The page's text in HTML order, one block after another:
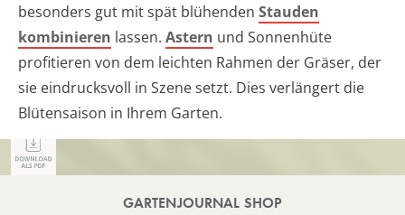
besonders gut mit spät blühenden Stauden
kombinieren lassen. Astern und Sonnenhüte
profitieren von dem leichten Rahmen der Gräser, der
sie eindrucksvoll in Szene setzt. Dies verlängert die
Blütensaison in Ihrem Garten.
GARTENJOURNAL SHOP